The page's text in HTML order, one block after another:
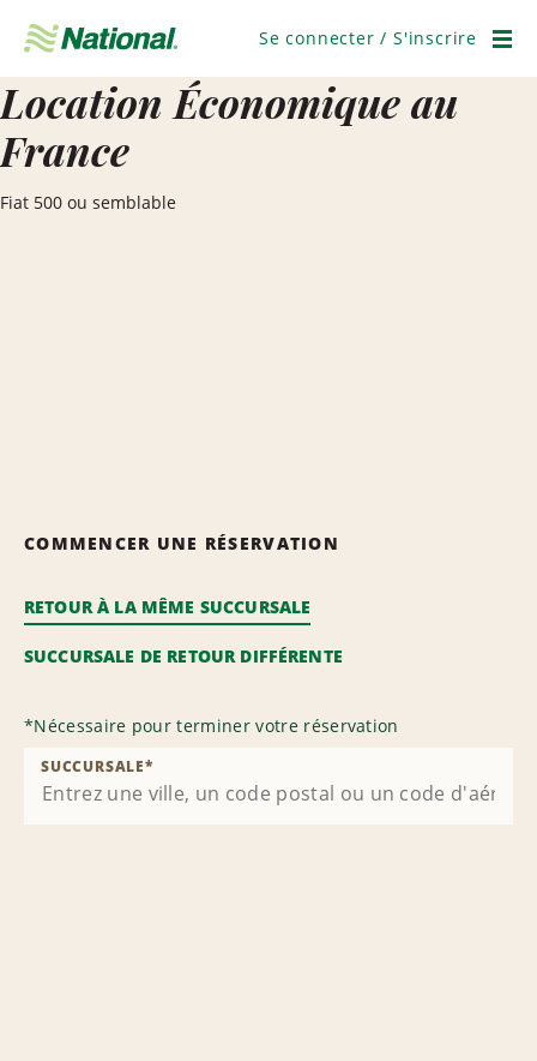
navigation
Se connecter / S'inscrire
Location Économique au
France
Fiat 500 ou semblable
COMMENCER UNE RÉSERVATION
RETOUR À LA MÊME SUCCURSALE
SUCCURSALE DE RETOUR DIFFÉRENTE
*Nécessaire pour terminer votre réservation
SUCCURSALE*